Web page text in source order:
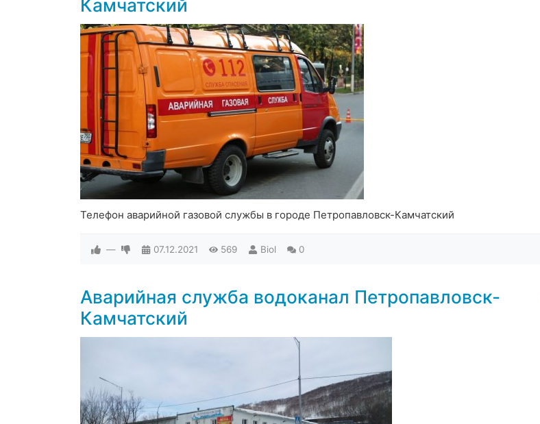
Камчатский
Телефон аварийной газовой службы в городе Петропавловск-Камчатский
— 07.12.2021 569 Biol 0
Аварийная служба водоканал Петропавловск-
Камчатский